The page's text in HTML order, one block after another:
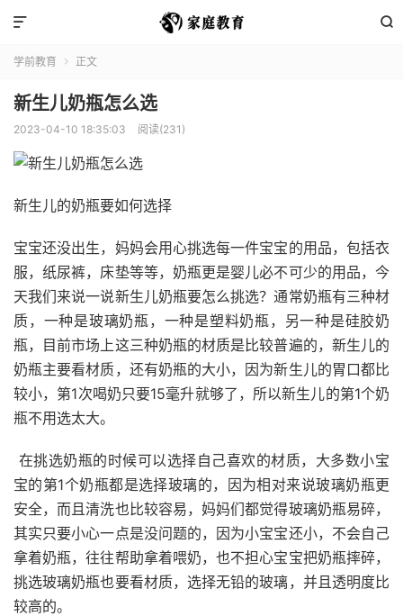


学前教育  正文
新生儿奶瓶怎么选
2023-04-10 18:35:03 阅读(231)
新生儿的奶瓶要如何选择
宝宝还没出生，妈妈会用心挑选每一件宝宝的用品，包括衣
服，纸尿裤，床垫等等，奶瓶更是婴儿必不可少的用品，今
天我们来说一说新生儿奶瓶要怎么挑选？通常奶瓶有三种材
质，一种是玻璃奶瓶，一种是塑料奶瓶，另一种是硅胶奶
瓶，目前市场上这三种奶瓶的材质是比较普遍的，新生儿的
奶瓶主要看材质，还有奶瓶的大小，因为新生儿的胃口都比
较小，第1次喝奶只要15毫升就够了，所以新生儿的第1个奶
瓶不用选太大。
在挑选奶瓶的时候可以选择自己喜欢的材质，大多数小宝
宝的第1个奶瓶都是选择玻璃的，因为相对来说玻璃奶瓶更
安全，而且清洗也比较容易，妈妈们都觉得玻璃奶瓶易碎，
其实只要小心一点是没问题的，因为小宝宝还小，不会自己
拿着奶瓶，往往帮助拿着喂奶，也不担心宝宝把奶瓶摔碎，
挑选玻璃奶瓶也要看材质，选择无铅的玻璃，并且透明度比
较高的。